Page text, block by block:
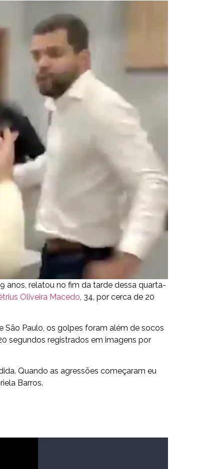
anos, relatou no fim da tarde dessa quarta-
Oliveira Macedo , 34, por cerca de 20
São Paulo, os golpes foram além de socos
segundos registrados em imagens por
Quando as agressões começaram eu
Barros.